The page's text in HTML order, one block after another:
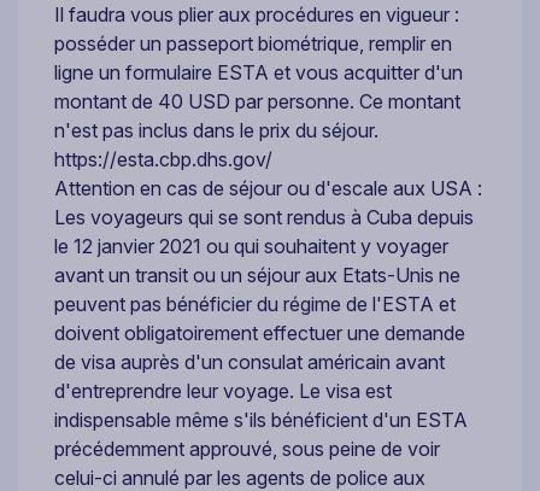
Il faudra vous plier aux procédures en vigueur :
posséder un passeport biométrique, remplir en
ligne un formulaire ESTA et vous acquitter d'un
montant de 40 USD par personne. Ce montant
n'est pas inclus dans le prix du séjour.
https://esta.cbp.dhs.gov/
Attention en cas de séjour ou d'escale aux USA :
Les voyageurs qui se sont rendus à Cuba depuis
le 12 janvier 2021 ou qui souhaitent y voyager
avant un transit ou un séjour aux Etats-Unis ne
peuvent pas bénéficier du régime de l'ESTA et
doivent obligatoirement effectuer une demande
de visa auprès d'un consulat américain avant
d'entreprendre leur voyage. Le visa est
indispensable même s'ils bénéficient d'un ESTA
précédemment approuvé, sous peine de voir
celui-ci annulé par les agents de police aux